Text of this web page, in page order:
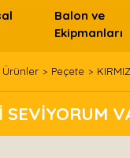
Balon ve
Ekipmanları
Ürünler Peçete
SEVİYORUM